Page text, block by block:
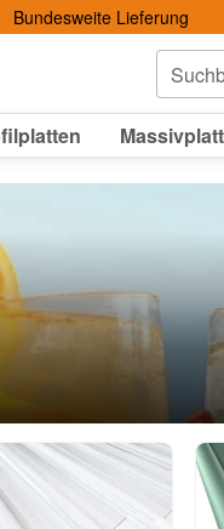
Bundesweite Lieferung